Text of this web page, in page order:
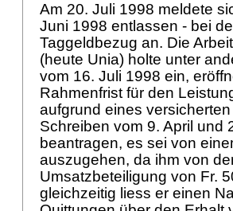
Am 20. Juli 1998 meldete
Juni 1998 entlassen - bei
Taggeldbezug an. Die
(heute Unia) holte unter
vom 16. Juli 1998 ein,
Rahmenfrist für den
aufgrund eines
Schreiben vom 9. April und
beantragen, es sei von
auszugehen, da ihm von
Umsatzbeteiligung von Fr.
gleichzeitig liess er einen